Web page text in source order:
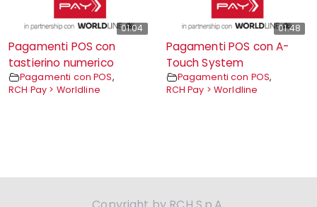
01:04
Pagamenti POS con
tastierino numerico
Pagamenti con POS,
RCH Pay > Worldline
01:48
Pagamenti POS con A-
Touch System
Pagamenti con POS,
RCH Pay > Worldline